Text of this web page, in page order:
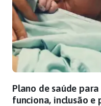
Plano de saúde
funciona, inclusão e